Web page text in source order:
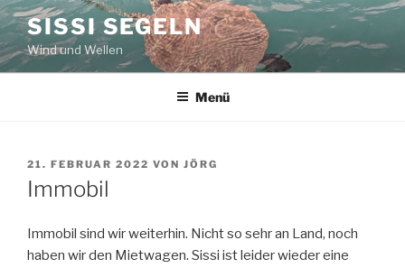
Zum
Inhalt
springen
SISSI SEGELN
Wind und Wellen
Menü
VERÖFFENTLICHT
AM
21. FEBRUAR 2022 VON JÖRG
Immobil
Immobil sind wir weiterhin. Nicht so sehr an Land, noch
haben wir den Mietwagen. Sissi ist leider wieder eine